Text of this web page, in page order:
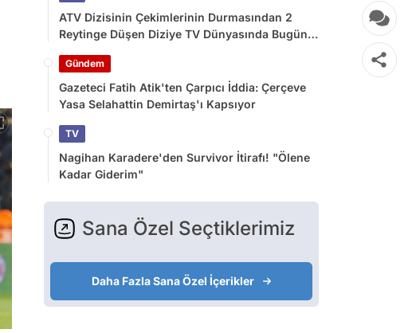
ATV Dizisinin Çekimlerinin Durmasından 2
Reytinge Düşen Diziye TV Dünyasında Bugün
Gündem
Gazeteci Fatih Atik'ten Çarpıcı İddia: Çerçeve
Yasa Selahattin Demirtaş'ı Kapsıyor
TV
Nagihan Karadere'den Survivor İtirafı! "Ölene
Kadar Giderim"
Sana Özel Seçtiklerimiz
Daha Fazla Sana Özel İçerikler